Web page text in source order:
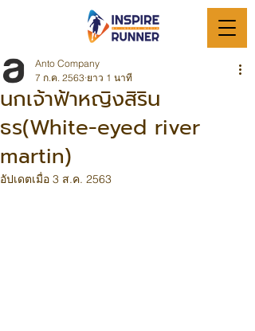
นกเจ้าฟ้าหญิงสิริน
ธร(White-eyed river
martin)
Anto Company
7 ก.ค. 2563 ยาว 1 นาที
อัปเดตเมื่อ 3 ส.ค. 2563